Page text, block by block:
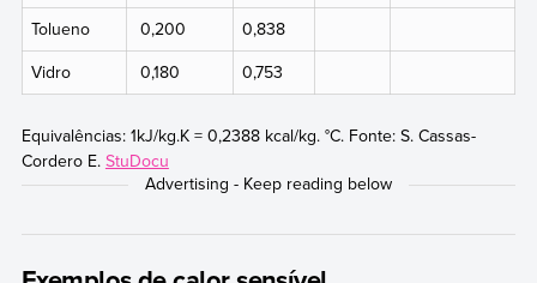
Tolueno
0,200
0,838
Vidro
0,180 0,753
Equivalências: 1kJ/kg.K = 0,2388 kcal/kg. °C. Fonte: S. Cassas-
Cordero E. StuDocu